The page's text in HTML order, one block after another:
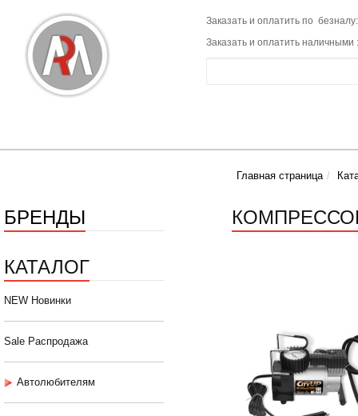
Заказать и оплатить по
Заказать и оплатить наличными
Главная страница
БРЕНДЫ
КАТАЛОГ
NEW Новинки
Sale Распродажа
Автолюбителям
КОМПРЕССОР